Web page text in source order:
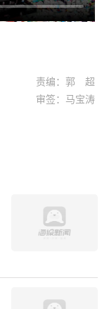
责编：郭 超
审签：马宝涛